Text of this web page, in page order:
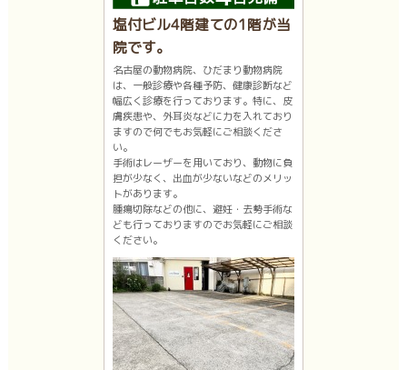
塩付ビル4階建ての1階が当
院です。
名古屋の動物病院、ひだまり動物病院
は、一般診療や各種予防、健康診断など
幅広く診療を行っております。特に、皮
膚疾患や、外耳炎などに力を入れており
ますので何でもお気軽にご相談くださ
い。
手術はレーザーを用いており、動物に負
担が少なく、出血が少ないなどのメリッ
トがあります。
腫瘍切除などの他に、避妊・去勢手術な
ども行っておりますのでお気軽にご相談
ください。